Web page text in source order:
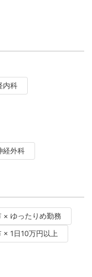
内科
経外科
× ゆったりめ勤務
× 1日10万円以上